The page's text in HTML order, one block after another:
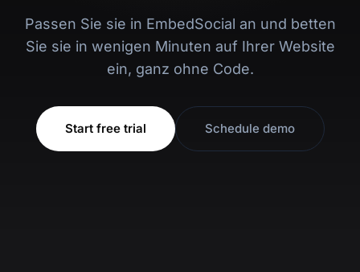
Passen Sie sie in EmbedSocial an und betten
Sie sie in wenigen Minuten auf Ihrer Website
ein, ganz ohne Code.
Start free trial Schedule demo